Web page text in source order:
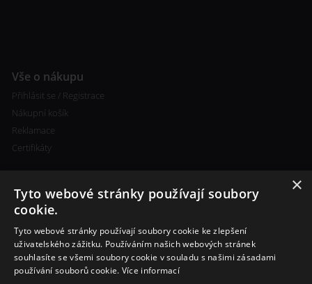
Vše o nákupu
Přihlásit se / Registrace
Nákupní košík
Reklamace
Certifikáty
Kontakty
+420 773 693 673
info@cigareta-shop.cz
×
Tyto webové stránky používají soubory
cookie.
Tyto webové stránky používají soubory cookie ke zlepšení
uživatelského zážitku. Používáním našich webových stránek
souhlasíte se všemi soubory cookie v souladu s našimi zásadami
používání souborů cookie. Více informací